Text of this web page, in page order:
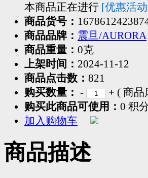
本商品正在进行 [优惠活
商品货号：
商品品牌： 震旦/AURORA
商品重量： 0克
上架时间： 2024-11-12
商品点击数： 821
购买数量： - + ( 商品
购买此商品可使用： 0 积
加入购物车
商品描述